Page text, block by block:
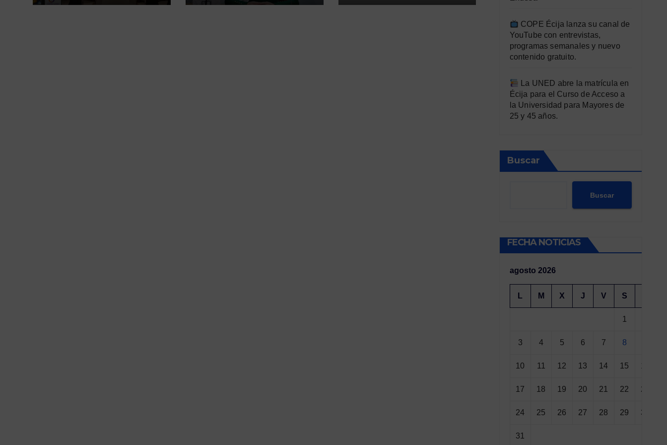
la comarca
COPE Écija lanza su canal de
YouTube con entrevistas,
programas semanales y nuevo
contenido gratuito.
La UNED abre la matrícula en
Écija para el Curso de Acceso a
la Universidad para Mayores de
25 y 45 años.
Buscar
Buscar
FECHA NOTICIAS
agosto 2026
L M X J V S
1
3 4 5 6 7 8
10 11 12 13 14 15 16
17 18 19 20 21 22 23
24 25 26 27 28 29 30
31